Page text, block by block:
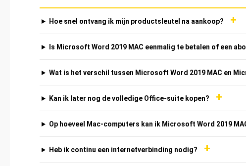
Hoe snel ontvang ik mijn productsleutel na aankoop? +
Is Microsoft Word 2019 MAC eenmalig te betalen of een
Wat is het verschil tussen Microsoft Word 2019 MAC en
Kan ik later nog de volledige Office-suite kopen? +
Op hoeveel Mac-computers kan ik Microsoft Word 2019
Heb ik continu een internetverbinding nodig? +